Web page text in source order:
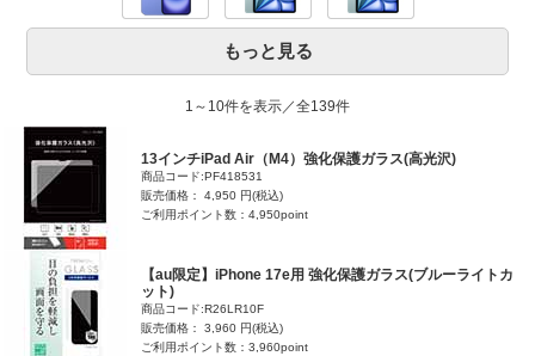
もっと見る
1～10件を表示／全139件
13インチiPad Air（M4）強化保護ガラス(高光沢)
商品コード:PF418531
販売価格： 4,950 円(税込)
ご利用ポイント数：4,950point
【au限定】iPhone 17e用 強化保護ガラス(ブルーライトカ
ット)
商品コード:R26LR10F
販売価格： 3,960 円(税込)
ご利用ポイント数：3,960point